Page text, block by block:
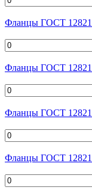
Фланцы ГОСТ
Фланцы ГОСТ
Фланцы ГОСТ
Фланцы ГОСТ